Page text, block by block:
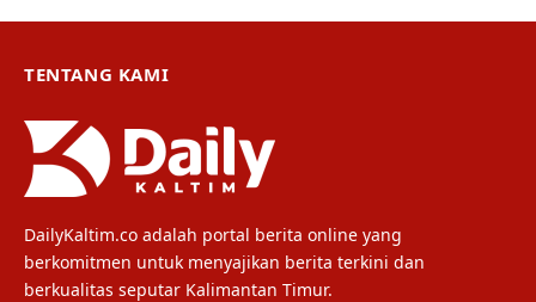
TENTANG KAMI
DailyKaltim.co adalah portal berita online yang
berkomitmen untuk menyajikan berita terkini dan
berkualitas seputar Kalimantan Timur.